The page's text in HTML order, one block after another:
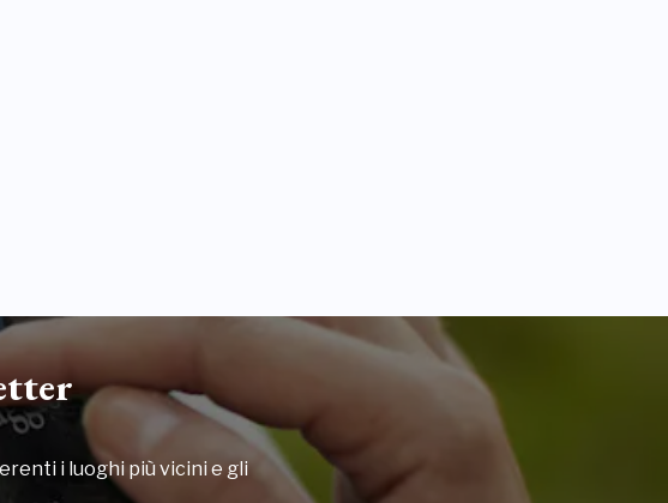
i luoghi più vicini e gli